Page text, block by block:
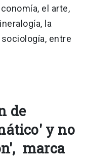
el arte,
la
entre
de
y no
marca